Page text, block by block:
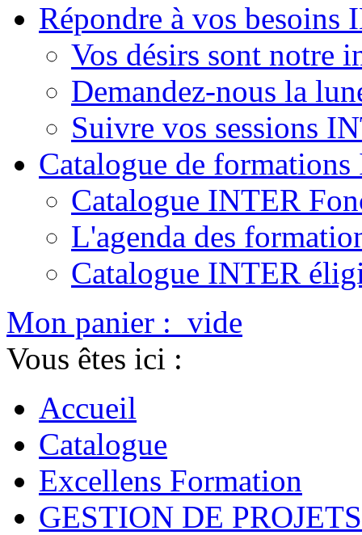
Répondre à vos besoins
Vos désirs sont notre
Demandez-nous la
Suivre vos sessions
Catalogue de
Catalogue INTER
L'agenda des
Catalogue INTER
Mon panier : vide
Vous êtes ici :
Accueil
Catalogue
Excellens Formation
GESTION DE PROJETS